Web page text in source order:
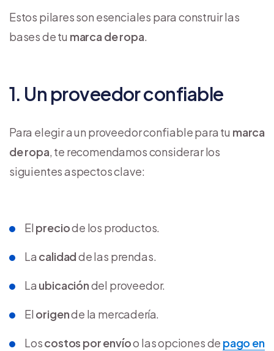
Estos pilares son esenciales para construir las
bases de tu marca de ropa.
1. Un proveedor confiable
Para elegir a un proveedor confiable para tu marca
de ropa, te recomendamos considerar los
siguientes aspectos clave:
El preciode los productos.
La calidadde las prendas.
La ubicacióndel proveedor.
El origende la mercadería.
Loscostos por envíoo las opciones de pago en